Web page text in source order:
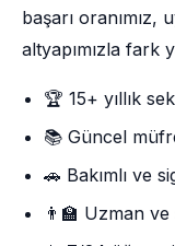
başarı oranımız,
altyapımızla fark
🏆 15+ yıllık
📚 Güncel
🚗 Bakımlı ve
👨‍🏫 Uzman ve